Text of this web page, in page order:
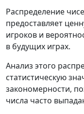
Распределение
предоставляет
игроков и
в будущих играх.
Анализ этого
статистическую
закономерности,
числа часто